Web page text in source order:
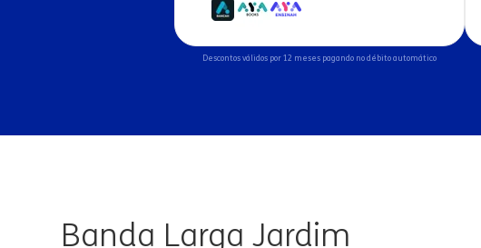
Descontos válidos por 12 meses pagando no débito automático
Banda Larga Jardim